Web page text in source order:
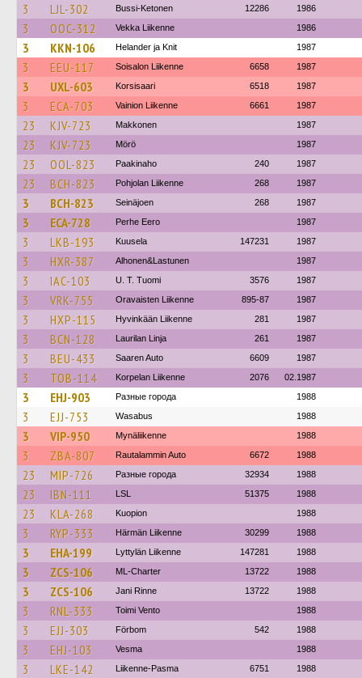
3 LJL-302 Bussi-Ketonen 12286 1986
3 OOC-312 Vekka Liikenne 1986
3 KKN-106 Helander ja Knit 1987
3 EEU-117 Soisalon Liikenne 6658 1987
3 UXL-603 Korsisaari 6518 1987
3 ECA-703 Vainion Liikenne 6661 1987
23 KJV-723 Makkonen 1987
23 KJV-723 Mörö 1987
23 OOL-823 Paakinaho 240 1987
23 BCH-823 Pohjolan Liikenne 268 1987
3 BCH-823 Seinäjoen 268 1987
3 ECA-728 Perhe Eero 1987
3 LKB-193 Kuusela 147231 1987
3 HXR-387 Alhonen&Lastunen 1987
3 IAC-103 U. T. Tuomi 3576 1987
3 VRK-755 Oravaisten Liikenne 895-87 1987
3 HXP-115 Hyvinkään Liikenne 281 1987
3 BCN-128 Laurilan Linja 261 1987
3 BEU-433 Saaren Auto 6609 1987
3 TOB-114 Korpelan Liikenne 2076 02.1987
3 EHJ-903 Разные города 1988
3 EJJ-753 Wasabus 1988
3 VIP-950 Mynäliikenne 1988
3 ZBA-807 Rautalammin Auto 6672 1988
23 MIP-726 Разные города 32934 1988
23 IBN-111 LSL 51375 1988
23 KLA-268 Kuopion 1988
3 RYP-333 Härmän Liikenne 30299 1988
3 EHA-199 Lyttylän Liikenne 147281 1988
3 ZCS-106 ML-Charter 13722 1988
3 ZCS-106 Jani Rinne 13722 1988
3 RNL-333 Toimi Vento 1988
3 EJJ-303 Förbom 542 1988
3 EHJ-103 Vesma 1988
3 LKE-142 Liikenne-Pasma 6751 1988